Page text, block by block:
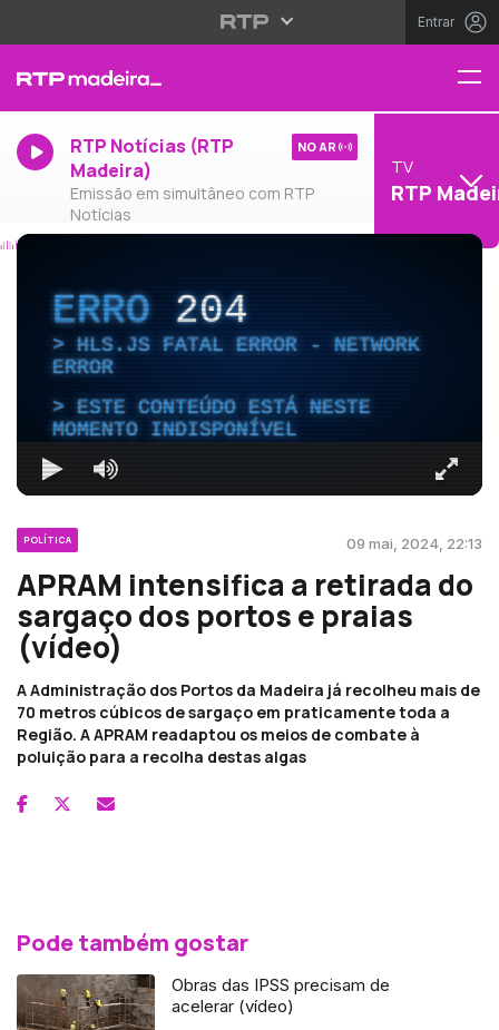
Entrar
RTP Notícias (RTP
Madeira)
Emissão em simultâneo com RTP
Notícias
NO AR
TV
RTP
ERRO204
HLS.JS FATAL ERROR - NETWORK
ERROR
ESTE CONTEÚDO ESTÁ NESTE
MOMENTO INDISPONÍVEL
POLÍTICA 09 mai, 2024, 22:13
APRAM intensifica a retirada do
sargaço dos portos e praias
(vídeo)
A Administração dos Portos da Madeira já recolheu mais de
70 metros cúbicos de sargaço em praticamente toda a
Região. A APRAM readaptou os meios de combate à
poluição para a recolha destas algas
Pode também gostar
Obras das IPSS precisam de
acelerar (vídeo)